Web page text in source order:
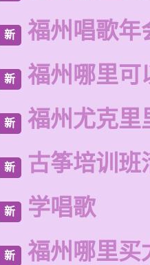
新 福州唱歌年
新 福州哪里可
新 福州尤克里
新 古筝培训班
新 学唱歌
新 福州哪里买